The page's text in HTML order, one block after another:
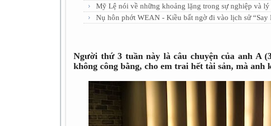
Mỹ Lệ nói về những khoảng lặng trong sự nghiệp và
Nụ hôn phớt WEAN - Kiều bất ngờ đi vào lịch sử “Say
Người thứ 3 tuần này là câu chuyện của anh A
không công bằng, cho em trai hết tài sản, mà anh